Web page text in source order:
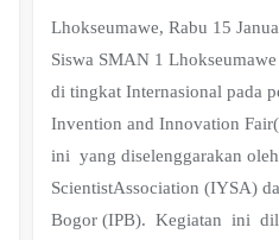
Lhokseumawe, Rabu 15
Siswa SMAN 1
di tingkat Internasional pada
Invention and Innovation
ini yang diselenggarakan
ScientistAssociation (IYSA)
Bogor (IPB). Kegiatan ini